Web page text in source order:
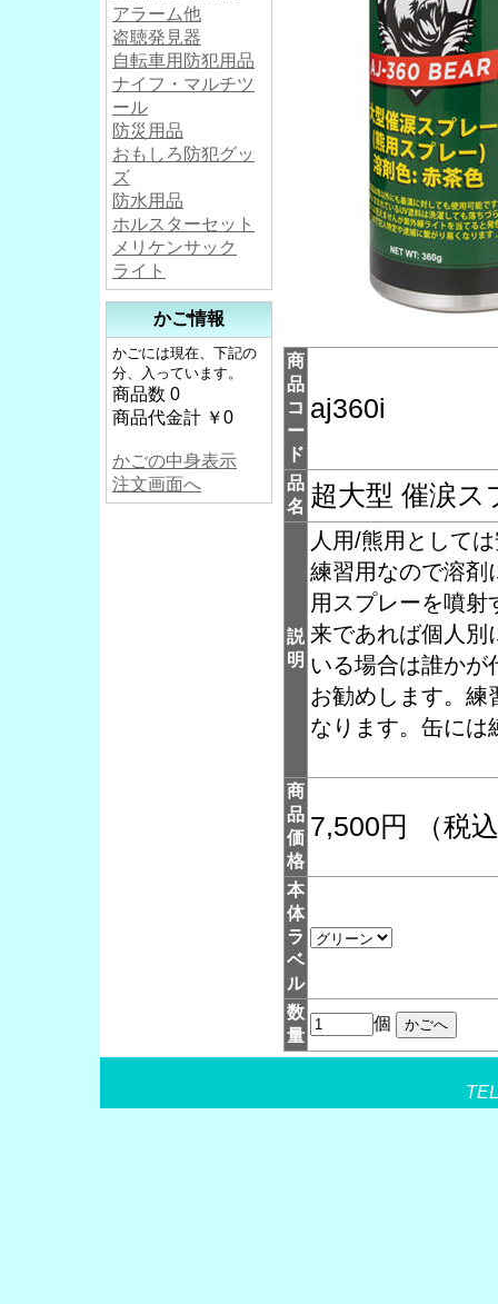
アラーム他
盗聴発見器
自転車用防犯用品
ナイフ・マルチツ
ール
防災用品
おもしろ防犯グッ
ズ
防水用品
ホルスターセット
メリケンサック
ライト
かご情報
かごには現在、下記の
分、入っています。
商品数 0
商品代金計 ￥0
かごの中身表示
注文画面へ
商
品
コ
ー
ド
aj360i
品
名 超大型 催涙ス
説
明
人用/熊用として
練習用なので溶剤
用スプレーを噴射
来であれば個人別
いる場合は誰かが
お勧めします。練
なります。缶には
商
品
価
格
7,500円 （税
本
体
ラ
ベ
ル
数
量
個